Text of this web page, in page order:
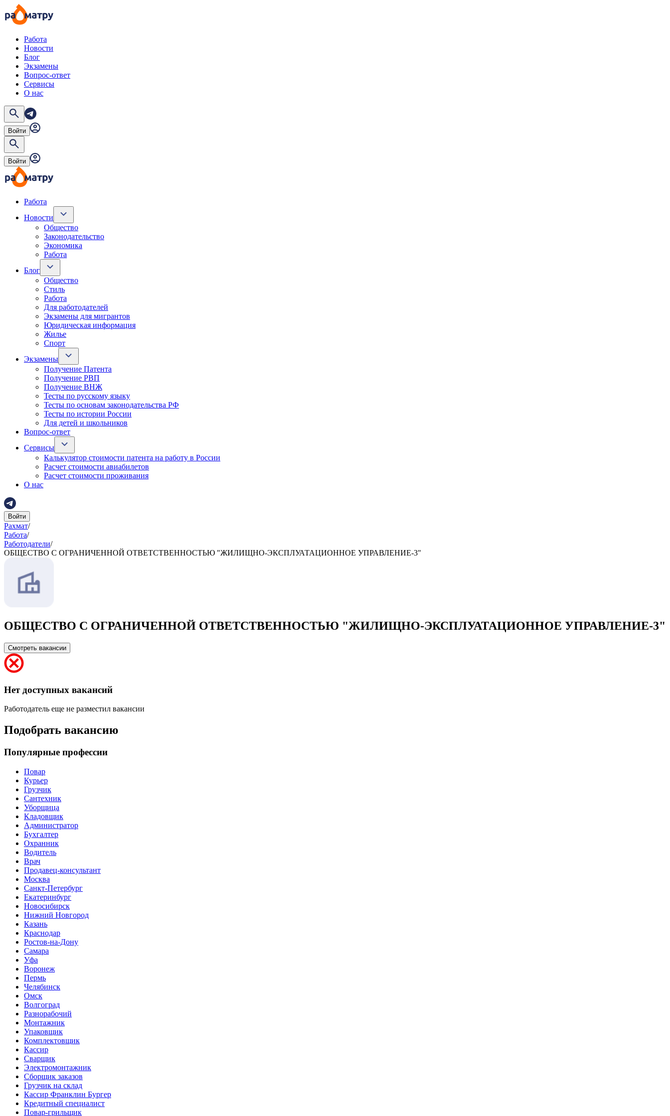
Работа
Новости
Блог
Экзамены
Вопрос-ответ
Сервисы
О нас
Войти
Войти
Работа
Новости
Общество
Законодательство
Экономика
Работа
Блог
Общество
Стиль
Работа
Для работодателей
Экзамены для мигрантов
Юридическая информация
Жилье
Спорт
Экзамены
Получение Патента
Получение РВП
Получение ВНЖ
Тесты по русскому языку
Тесты по основам законодательства РФ
Тесты по истории России
Для детей и школьников
Вопрос-ответ
Сервисы
Калькулятор стоимости патента на работу в России
Расчет стоимости авиабилетов
Расчет стоимости проживания
О нас
Войти
Рахмат/
Работа/
Работодатели/
ОБЩЕСТВО С ОГРАНИЧЕННОЙ ОТВЕТСТВЕННОСТЬЮ "ЖИЛИЩНО-ЭКСПЛУАТАЦИОННОЕ УПРАВЛЕНИЕ-3"
ОБЩЕСТВО С ОГРАНИЧЕННОЙ ОТВЕТСТВЕННОСТЬЮ "ЖИЛИЩНО-ЭКСПЛУАТАЦИОННОЕ УПРАВЛЕНИЕ-3"
Смотреть вакансии
Нет доступных вакансий
Работодатель еще не разместил вакансии
Подобрать вакансию
Популярные профессии
Повар
Курьер
Грузчик
Сантехник
Уборщица
Кладовщик
Администратор
Бухгалтер
Охранник
Водитель
Врач
Продавец-консультант
Москва
Санкт-Петербург
Екатеринбург
Новосибирск
Нижний Новгород
Казань
Краснодар
Ростов-на-Дону
Самара
Уфа
Воронеж
Пермь
Челябинск
Омск
Волгоград
Разнорабочий
Монтажник
Упаковщик
Комплектовщик
Кассир
Сварщик
Электромонтажник
Сборщик заказов
Грузчик на склад
Кассир Франклин Бургер
Кредитный специалист
Повар-грильщик